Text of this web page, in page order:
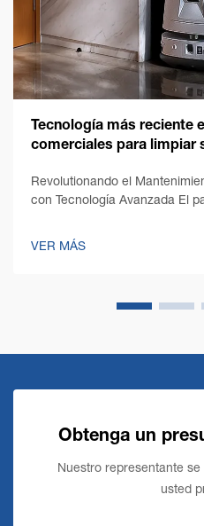
Tecnología más reciente
comerciales para limpiar
Revolutionando el
con Tecnología Avanzada El
con la aparición de tecnología
VER MÁS
Obtenga un
Nuestro representante
usted